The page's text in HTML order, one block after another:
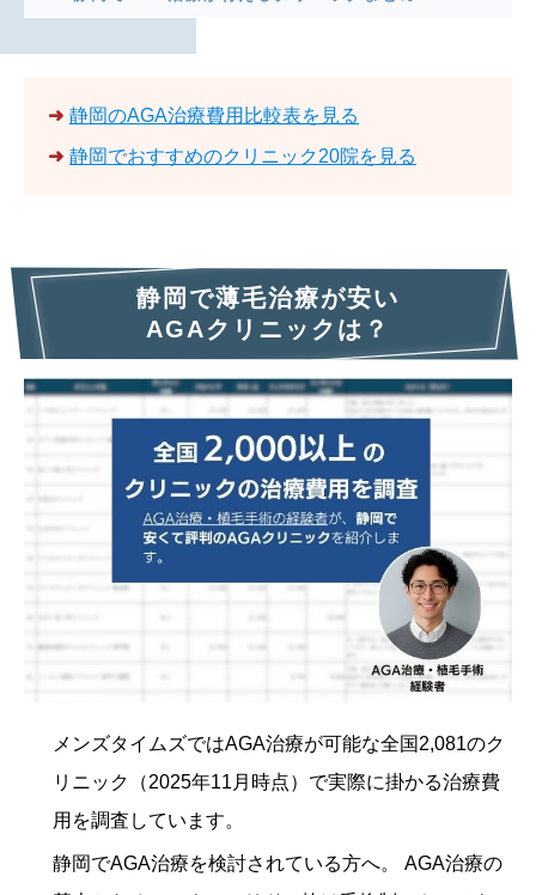
➜ 静岡のAGA治療費用比較表を見る
➜ 静岡でおすすめのクリニック20院を見る
静岡で薄毛治療が安い
AGAクリニックは？
メンズタイムズではAGA治療が可能な全国2,081のク
リニック（2025年11月時点）で実際に掛かる治療費
用を調査しています。
静岡でAGA治療を検討されている方へ。 AGA治療の